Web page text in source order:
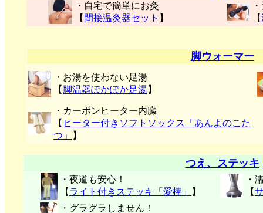
・自宅で簡単にお灸
【 間接温灸器セット 】
【
脚ウォーマー
・お湯を使わない足湯
【 脚温器ぽかぽか足湯】
・カーボンヒーター内臓
【 ヒーター付きソフトソックス「あんよのこた
つ」
】
つえ、ステッキ
・夜道も安心！
【 ライト付きステッキ「愛棒」 】
・
【
・グラグラしません！